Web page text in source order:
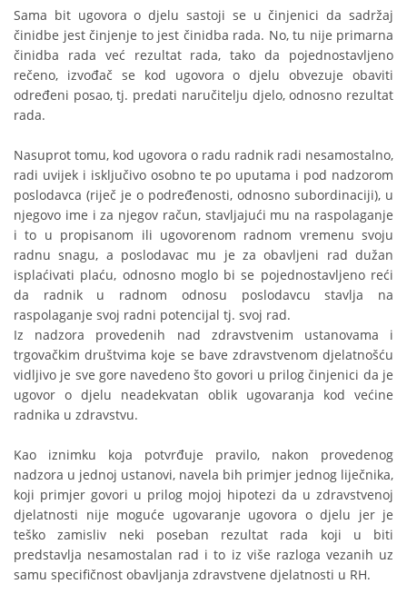
Sama bit ugovora o djelu sastoji se u činjenici da sadržaj
činidbe jest činjenje to jest činidba rada. No, tu nije primarna
činidba rada već rezultat rada, tako da pojednostavljeno
rečeno, izvođač se kod ugovora o djelu obvezuje obaviti
određeni posao, tj. predati naručitelju djelo, odnosno rezultat
rada.
Nasuprot tomu, kod ugovora o radu radnik radi nesamostalno,
radi uvijek i isključivo osobno te po uputama i pod nadzorom
poslodavca (riječ je o podređenosti, odnosno subordinaciji), u
njegovo ime i za njegov račun, stavljajući mu na raspolaganje
i to u propisanom ili ugovorenom radnom vremenu svoju
radnu snagu, a poslodavac mu je za obavljeni rad dužan
isplaćivati plaću, odnosno moglo bi se pojednostavljeno reći
da radnik u radnom odnosu poslodavcu stavlja na
raspolaganje svoj radni potencijal tj. svoj rad.
Iz nadzora provedenih nad zdravstvenim ustanovama i
trgovačkim društvima koje se bave zdravstvenom djelatnošću
vidljivo je sve gore navedeno što govori u prilog činjenici da je
ugovor o djelu neadekvatan oblik ugovaranja kod većine
radnika u zdravstvu.
Kao iznimku koja potvrđuje pravilo, nakon provedenog
nadzora u jednoj ustanovi, navela bih primjer jednog liječnika,
koji primjer govori u prilog mojoj hipotezi da u zdravstvenoj
djelatnosti nije moguće ugovaranje ugovora o djelu jer je
teško zamisliv neki poseban rezultat rada koji u biti
predstavlja nesamostalan rad i to iz više razloga vezanih uz
samu specifičnost obavljanja zdravstvene djelatnosti u RH.